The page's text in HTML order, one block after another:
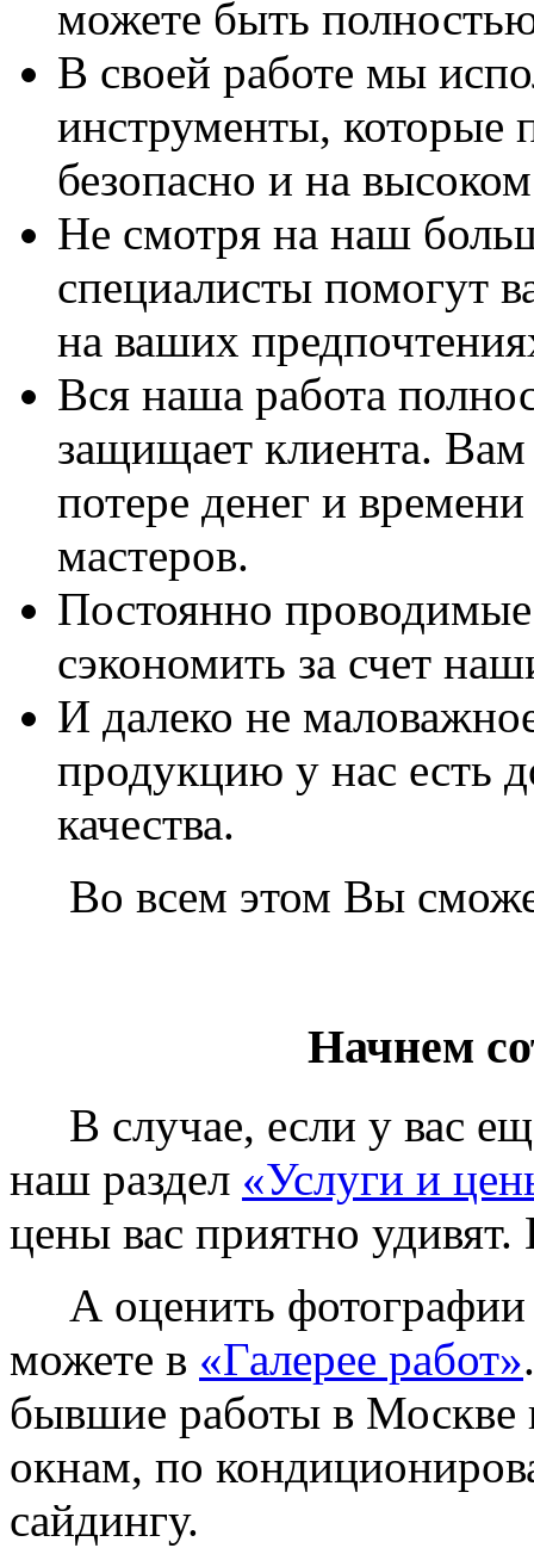
можете быть
В своей работе мы
инструменты, которые
безопасно и на
Не смотря на наш
специалисты помогут
на ваших
Вся наша работа
защищает клиента. Вам
потере денег и
мастеров.
Постоянно
сэкономить за счет
И далеко не
продукцию у нас есть
качества.
Во всем этом Вы
Начнем
В случае, если у вас
наш раздел «Услуги и
цены вас приятно
А оценить фотографии
можете в «Галерее работ»
бывшие работы в Москве
окнам, по
сайдингу.